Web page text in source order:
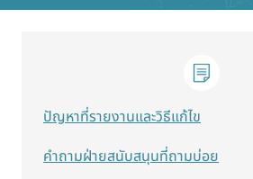
ปัญหาที่รายงานและวิธีแก้ไข
คำถามฝ่ายสนับสนุนที่ถามบ่อย